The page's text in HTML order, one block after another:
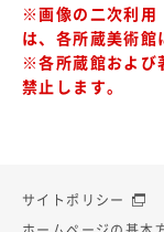
※画像の二次利用
は、各所蔵美術館
※各所蔵館および
禁止します。
サイトポリシー